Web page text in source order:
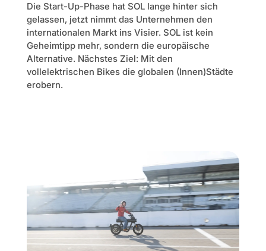
Die Start-Up-Phase hat SOL lange hinter sich
gelassen, jetzt nimmt das Unternehmen den
internationalen Markt ins Visier. SOL ist kein
Geheimtipp mehr, sondern die europäische
Alternative. Nächstes Ziel: Mit den
vollelektrischen Bikes die globalen (Innen)Städte
erobern.